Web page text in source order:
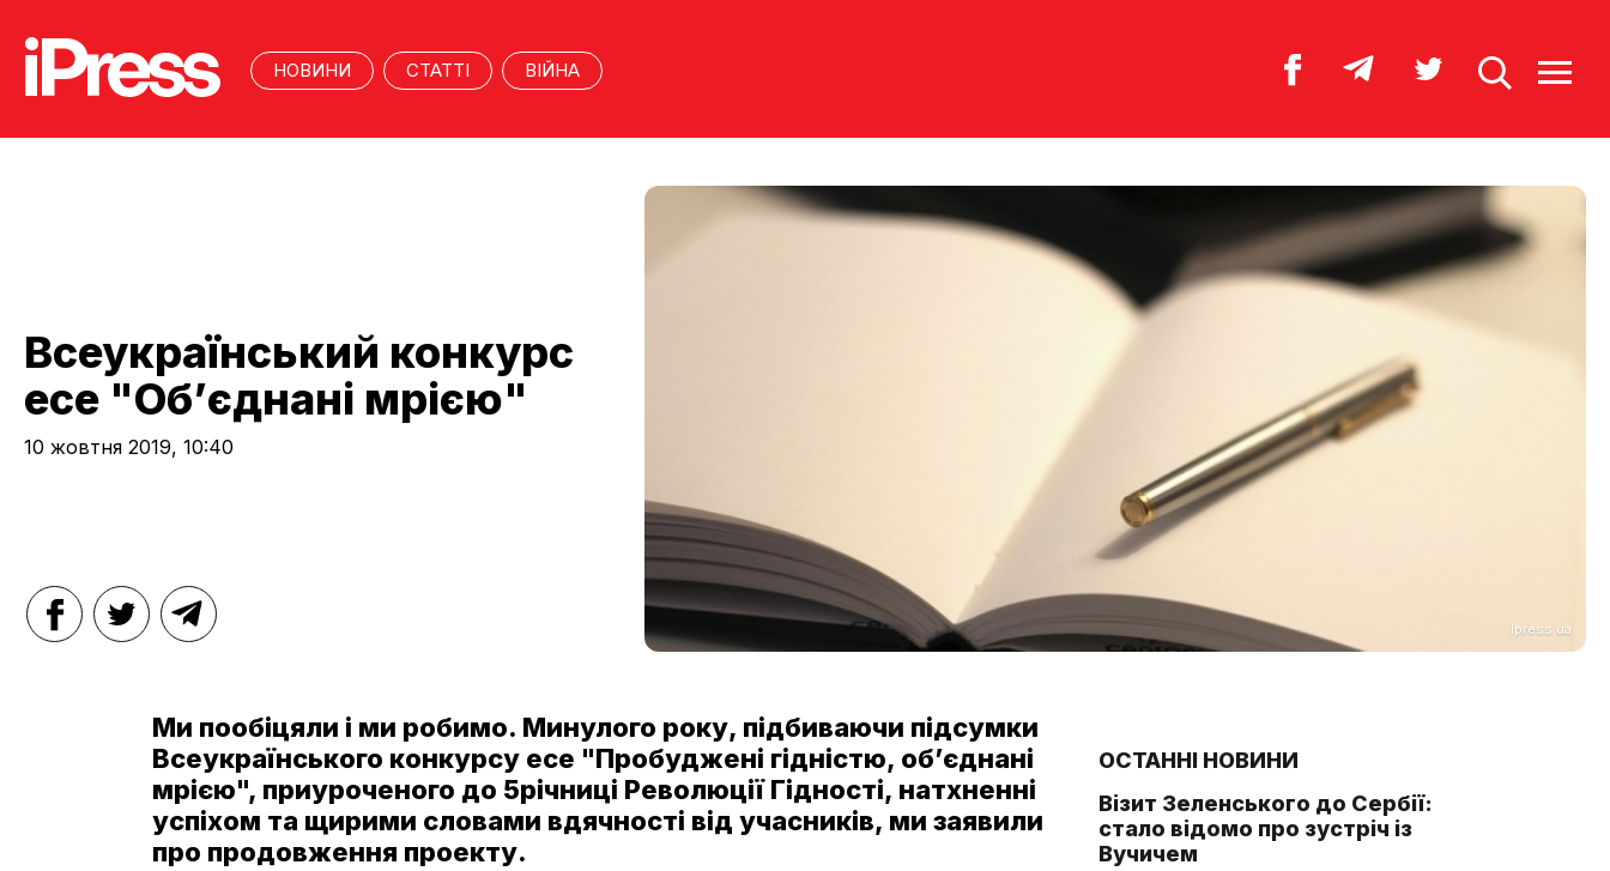
НОВИНИ СТАТТІ ВІЙНА
Всеукраїнський конкурс
есе "Об’єднані мрією"
10 жовтня 2019, 10:40
Ipress.ua
Ми пообіцяли і ми робимо. Минулого року, підбиваючи підсумки
Всеукраїнського конкурсу есе "Пробуджені гідністю, об’єднані
мрією", приуроченого до 5річниці Революції Гідності, натхненні
успіхом та щирими словами вдячності від учасників, ми заявили
про продовження проекту.
ОСТАННІ НОВИНИ
Візит Зеленського до Сербії:
стало відомо про зустріч із
Вучичем